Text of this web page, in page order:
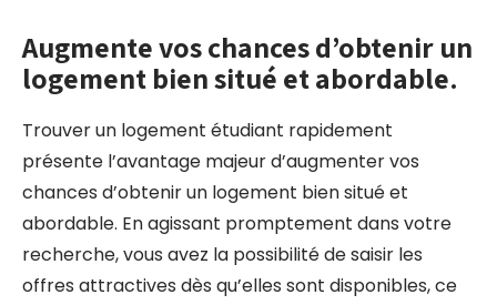
Augmente vos chances d’obtenir un
logement bien situé et abordable.
Trouver un logement étudiant rapidement
présente l’avantage majeur d’augmenter vos
chances d’obtenir un logement bien situé et
abordable. En agissant promptement dans votre
recherche, vous avez la possibilité de saisir les
offres attractives dès qu’elles sont disponibles, ce